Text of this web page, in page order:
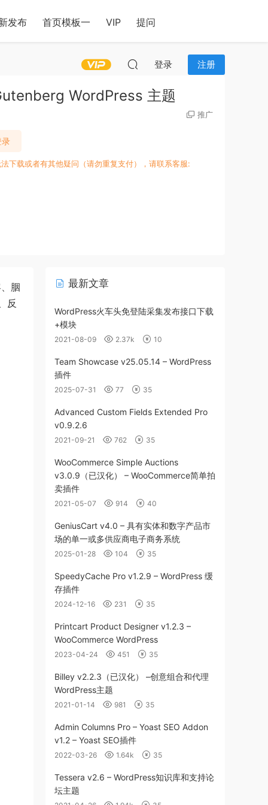
发布 首页模板一 VIP 提问
登录 注册
WordPress 主题
推广
录
下载或者有其他疑问（请勿重复支付），请联系客服:
胭
反
最新文章
WordPress火车头免登陆采集发布接口下载
+模块
2021-08-09 2.37k 10
Team Showcase v25.05.14 – WordPress
插件
2025-07-31 77 35
Advanced Custom Fields Extended Pro
v0.9.2.6
2021-09-21 762 35
WooCommerce Simple Auctions
v3.0.9（已汉化） – WooCommerce简单拍
卖插件
2021-05-07 914 40
GeniusCart v4.0 – 具有实体和数字产品市
场的单一或多供应商电子商务系统
2025-01-28 104 35
SpeedyCache Pro v1.2.9 – WordPress 缓
存插件
2024-12-16 231 35
Printcart Product Designer v1.2.3 –
WooCommerce WordPress
2023-04-24 451 35
Billey v2.2.3（已汉化） –创意组合和代理
WordPress主题
2021-01-14 981 35
Admin Columns Pro – Yoast SEO Addon
v1.2 – Yoast SEO插件
2022-03-26 1.64k 35
Tessera v2.6 – WordPress知识库和支持论
坛主题